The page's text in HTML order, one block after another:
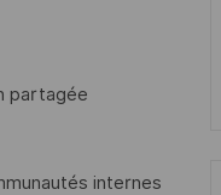
partagée
internes